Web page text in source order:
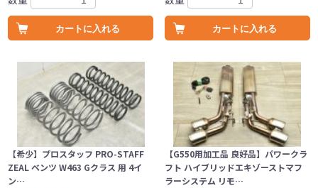
カートに入れる カートに入れる
【希少】プロスタッフ PRO-STAFF
ZEAL ベンツ W463 Gクラス 用 4イ
ン…
【G550用加工品 良好品】パワークラ
フト ハイブリッドエキゾーストマフ
ラーシステム リモ…